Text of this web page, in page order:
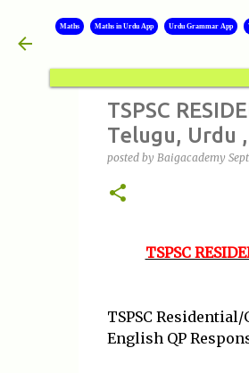
Maths Maths in Urdu App Urdu Grammar App
TSPSC
Telugu, Urdu
posted by Baigacademy
TSPSC
TSPSC
English QP